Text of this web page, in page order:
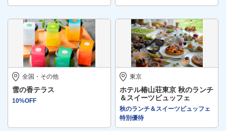
全国・その他
雪の香テラス
10%OFF
東京
ホテル椿山荘東京 秋のランチ
＆スイーツビュッフェ
秋のランチ＆スイーツビュッフェ
特別優待